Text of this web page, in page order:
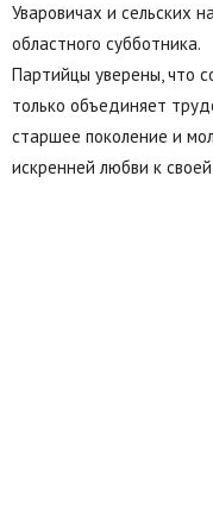
Уваровичах и сельских
областного субботника.
Партийцы уверены, что
только объединяет
старшее поколение и
искренней любви к